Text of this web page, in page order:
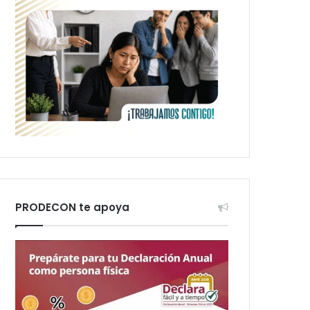
PRODECON te apoya